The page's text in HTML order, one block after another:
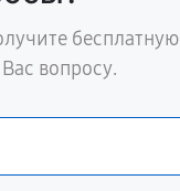
бесплатную
вопросу.